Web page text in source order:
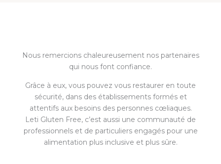
Nous remercions chaleureusement nos partenaires
qui nous font confiance.
Grâce à eux, vous pouvez vous restaurer en toute
sécurité, dans des établissements formés et
attentifs aux besoins des personnes cœliaques.
Leti Gluten Free, c’est aussi une communauté de
professionnels et de particuliers engagés pour une
alimentation plus inclusive et plus sûre.